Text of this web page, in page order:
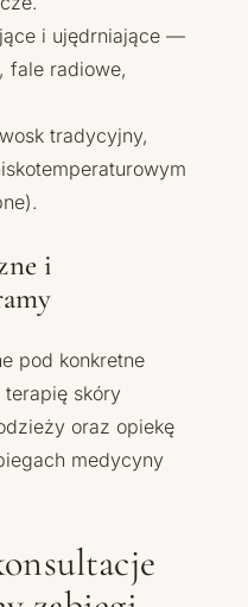
i ujędrniające —
fale radiowe,
tradycyjny,
i
pod konkretne
skóry
oraz opiekę
medycyny